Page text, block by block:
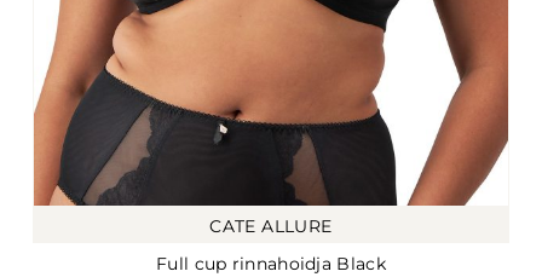
CATE ALLURE
Full cup rinnahoidja Black